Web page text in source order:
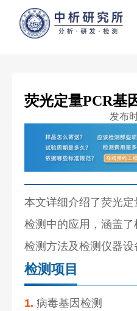
荧光定量PCR基
发布
本文详细介绍了荧光
检测中的应用，涵盖了
检测方法及检测仪器设
检测项目
1. 病毒基因检测